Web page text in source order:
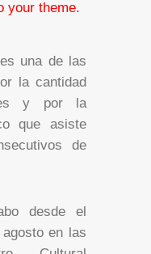
la cantidad
y por la
que asiste
de
en las
Cultural